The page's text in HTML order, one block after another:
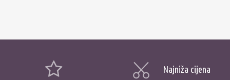
Najniža cijena